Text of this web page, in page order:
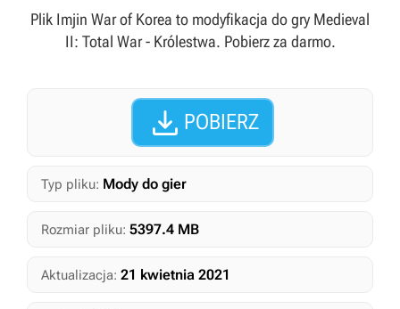
Plik Imjin War of Korea to modyfikacja do gry Medieval
II: Total War - Królestwa. Pobierz za darmo.
 POBIERZ
Typ pliku: Mody do gier
Rozmiar pliku: 5397.4 MB
Aktualizacja: 21 kwietnia 2021